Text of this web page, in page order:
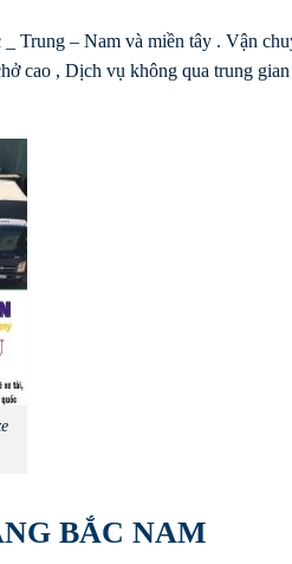
Trung – Nam và miền tây . Vận
cao , Dịch vụ không qua trung gian
BẮC NAM